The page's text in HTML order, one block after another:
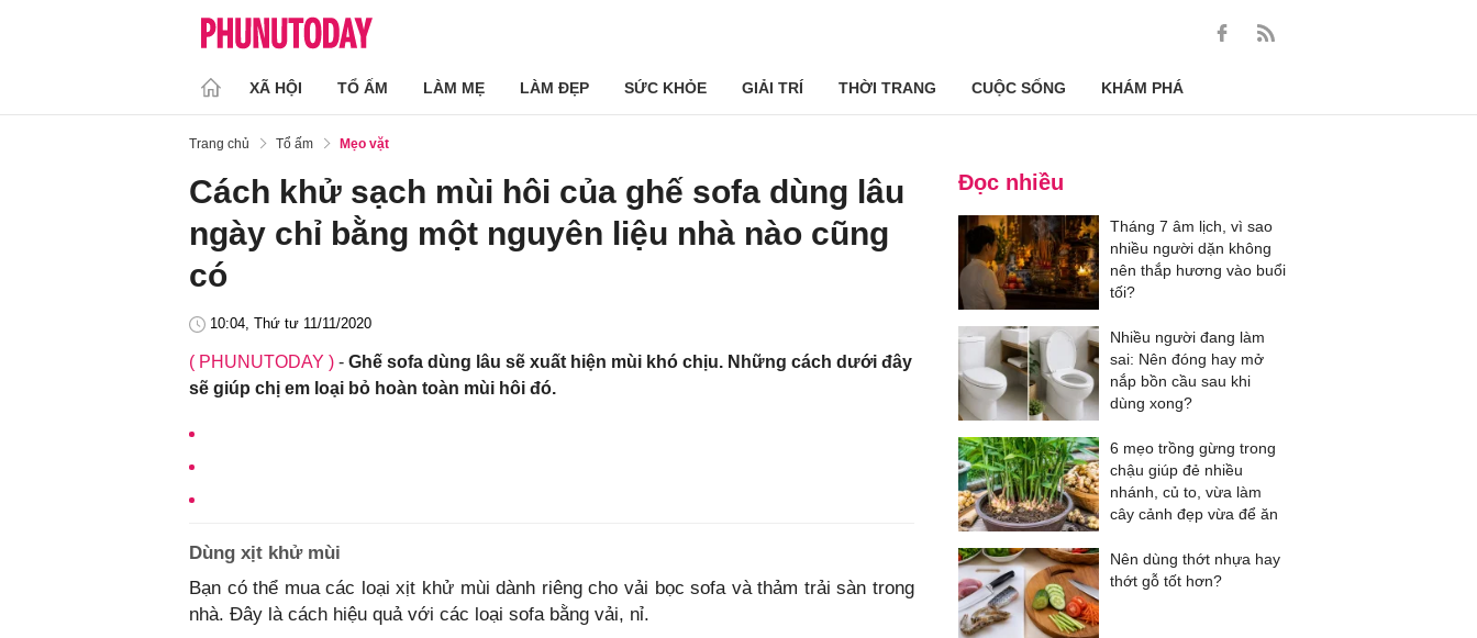
XÃ HỘI TỔ ẤM LÀM MẸ LÀM ĐẸP SỨC KHỎE GIẢI TRÍ THỜI TRANG CUỘC SỐNG KHÁM PHÁ
Trang chủ Tổ ấm Mẹo vặt
Cách khử sạch mùi hôi của ghế sofa dùng lâu
ngày chỉ bằng một nguyên liệu nhà nào cũng
có
10:04, Thứ tư 11/11/2020
( PHUNUTODAY ) - Ghế sofa dùng lâu sẽ xuất hiện mùi khó chịu. Những cách dưới đây
sẽ giúp chị em loại bỏ hoàn toàn mùi hôi đó.
Dùng xịt khử mùi
Bạn có thể mua các loại xịt khử mùi dành riêng cho vải bọc sofa và thảm trải sàn trong
nhà. Đây là cách hiệu quả với các loại sofa bằng vải, nỉ.
Đọc nhiều
Tháng 7 âm lịch, vì sao
nhiều người dặn không
nên thắp hương vào buổi
tối?
Nhiều người đang làm
sai: Nên đóng hay mở
nắp bồn cầu sau khi
dùng xong?
6 mẹo trồng gừng trong
chậu giúp đẻ nhiều
nhánh, củ to, vừa làm
cây cảnh đẹp vừa để ăn
Nên dùng thớt nhựa hay
thớt gỗ tốt hơn?